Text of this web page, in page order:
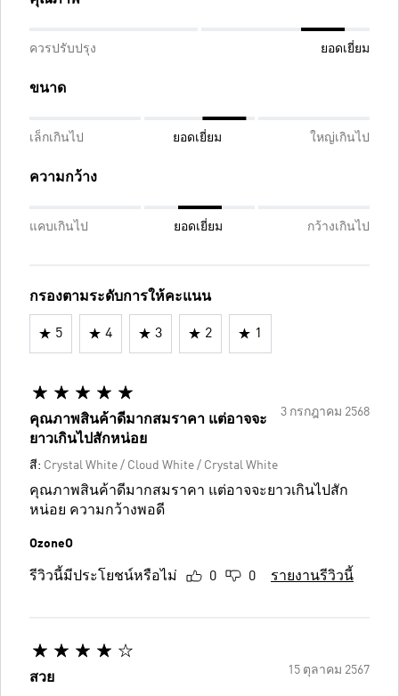
ควรปรับปรุง ยอดเยี่ยม
ขนาด
เล็กเกินไป ยอดเยี่ยม ใหญ่เกินไป
ความกว้าง
แคบเกินไป ยอดเยี่ยม กว้างเกินไป
กรองตามระดับการให้คะแนน
5 4 3 2 1
3 กรกฎาคม 2568
คุณภาพสินค้าดีมากสมราคา แต่อาจจะ
ยาวเกินไปสักหน่อย
สี: Crystal White / Cloud White / Crystal White
คุณภาพสินค้าดีมากสมราคา แต่อาจจะยาวเกินไปสัก
หน่อย ความกว้างพอดี
OzoneO
รีวิวนี้มีประโยชน์หรือไม่ 0 0 รายงานรีวิวนี้
15 ตุลาคม 2567
สวย